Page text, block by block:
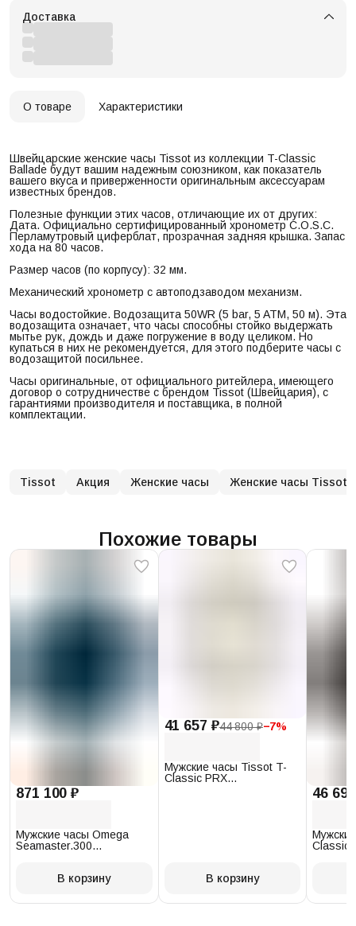
Доставка
О товаре Характеристики
Швейцарские женские часы Tissot из коллекции T-Classic
Ballade будут вашим надежным союзником, как показатель
вашего вкуса и приверженности оригинальным аксессуарам
известных брендов.
Полезные функции этих часов, отличающие их от других:
Дата. Официально сертифицированный хронометр C.O.S.C.
Перламутровый циферблат, прозрачная задняя крышка. Запас
хода на 80 часов.
Размер часов (по корпусу): 32 мм.
Механический хронометр с автоподзаводом механизм.
Часы водостойкие. Водозащита 50WR (5 bar, 5 ATM, 50 м). Эта
водозащита означает, что часы способны стойко выдержать
мытье рук, дождь и даже погружение в воду целиком. Но
купаться в них не рекомендуется, для этого подберите часы с
водозащитой посильнее.
Часы оригинальные, от официального ритейлера, имеющего
договор о сотрудничестве с брендом Tissot (Швейцария), с
гарантиями производителя и поставщика, в полной
комплектации.
Tissot Акция Женские часы Женские часы Tissot
Похожие товары
871 100 ₽
Мужские часы Omega
Seamaster.300
В корзину
41 657 ₽44 800 ₽−7%
Мужские часы Tissot T-
Classic PRX
В корзину
46
Classic